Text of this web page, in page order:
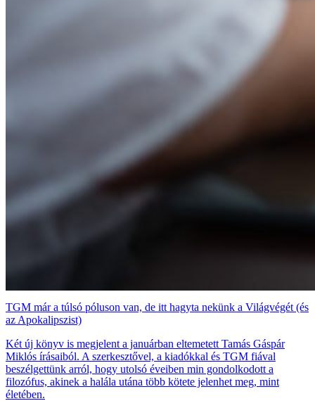
TGM már a túlsó póluson van, de itt hagyta nekünk a Világvégét (és
az Apokalipszist)
Két új könyv is megjelent a januárban eltemetett Tamás Gáspár
Miklós írásaiból. A szerkesztővel, a kiadókkal és TGM fiával
beszélgettünk arról, hogy utolsó éveiben min gondolkodott a
filozófus, akinek a halála utána több kötete jelenhet meg, mint
életében.